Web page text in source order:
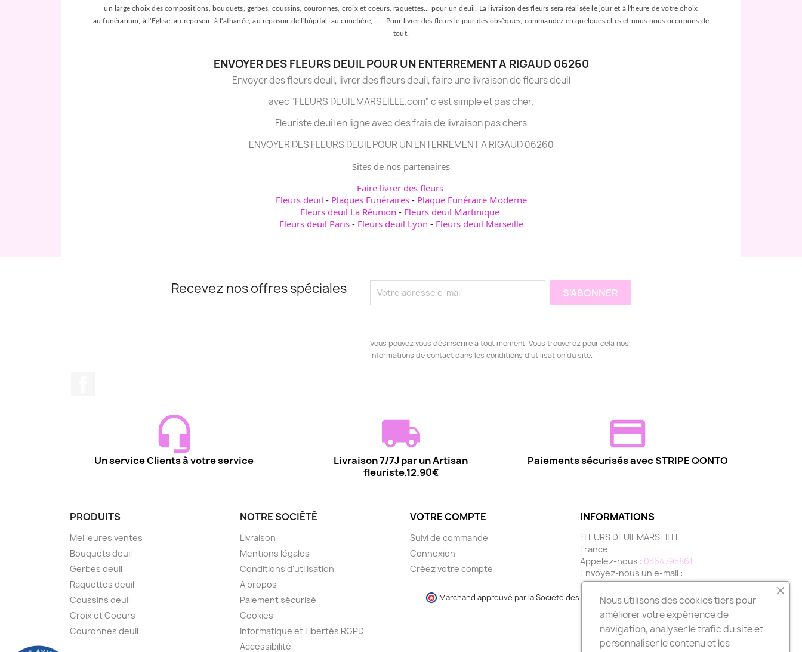
un large choix des compositions, bouquets, gerbes, coussins, couronnes, croix et coeurs, raquettes... pour un deuil. La livraison des fleurs sera réalisée le jour et à l'heure de votre choix
au funérarium, à l'Eglise, au reposoir, à l'athanée, au reposoir de l'hôpital, au cimetière, ... . Pour livrer des fleurs le jour des obsèques, commandez en quelques clics et nous nous occupons de
tout.
ENVOYER DES FLEURS DEUIL POUR UN ENTERREMENT A RIGAUD 06260
Envoyer des fleurs deuil, livrer des fleurs deuil, faire une livraison de fleurs deuil
avec "FLEURS DEUIL MARSEILLE.com" c'est simple et pas cher.
Fleuriste deuil en ligne avec des frais de livraison pas chers
ENVOYER DES FLEURS DEUIL POUR UN ENTERREMENT A RIGAUD 06260
Sites de nos partenaires
Faire livrer des fleurs
Fleurs deuil - Plaques Funéraires- Plaque Funéraire Moderne
Fleurs deuil La Réunion - Fleurs deuil Martinique
Fleurs deuil Paris- Fleurs deuil Lyon - Fleurs deuil Marseille
Recevez nos offres spéciales
Vous pouvez vous désinscrire à tout moment. Vous trouverez pour cela nos
informations de contact dans les conditions d'utilisation du site.
Un service Clients à votre service
Livraison 7/7J par un Artisan
fleuriste,12.90€
Paiements sécurisés avec STRIPE QONTO
PRODUITS
Meilleures ventes
Bouquets deuil
Gerbes deuil
Raquettes deuil
Coussins deuil
Croix et Coeurs
Couronnes deuil
NOTRE SOCIÉTÉ
Livraison
Mentions légales
Conditions d'utilisation
A propos
Paiement sécurisé
Cookies
Informatique et Libertés RGPD
Accessibilité
VOTRE COMPTE
Suivi de commande
Connexion
Créez votre compte
INFORMATIONS
FLEURS DEUIL MARSEILLE
France
Appelez-nous : 0364795861
Envoyez-nous un e-mail :
contact@fleurs-deuil-marseille.com
Marchand approuvé par la Société des Avis Garantis,cliquez ici pour vérifier.
Nous utilisons des cookies tiers pour
améliorer votre expérience de
navigation, analyser le trafic du site et
personnaliser le contenu et les